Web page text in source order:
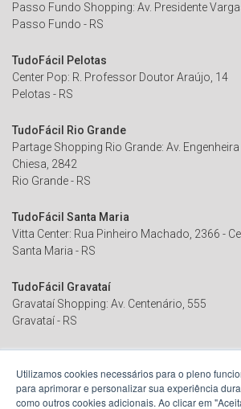
Passo Fundo Shopping: Av. Presidente
Passo Fundo - RS
TudoFácil Pelotas
Center Pop: R. Professor Doutor Araújo, 14
Pelotas - RS
TudoFácil Rio Grande
Partage Shopping Rio Grande: Av.
Chiesa, 2842
Rio Grande - RS
TudoFácil Santa Maria
Vitta Center: Rua Pinheiro Machado, 2366 -
Santa Maria - RS
TudoFácil Gravataí
Gravataí Shopping: Av. Centenário, 555
Gravataí - RS
Canoas Shopping - Av. Guilherme Schell,
Canoas - RS
Utilizamos cookies necessários para o pleno
para aprimorar e personalizar sua experiência
como outros cookies adicionais. Ao clicar em